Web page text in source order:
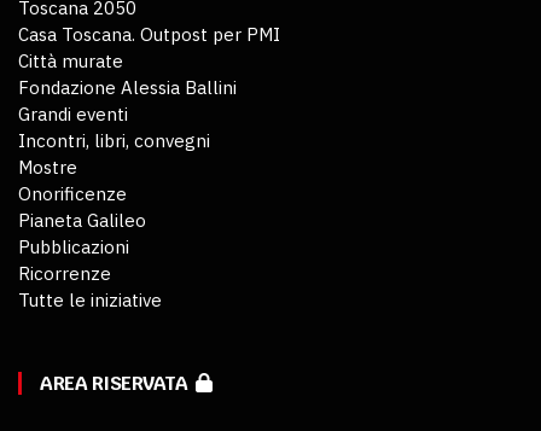
Toscana 2050
Casa Toscana. Outpost per PMI
Città murate
Fondazione Alessia Ballini
Grandi eventi
Incontri, libri, convegni
Mostre
Onorificenze
Pianeta Galileo
Pubblicazioni
Ricorrenze
Tutte le iniziative
AREA RISERVATA